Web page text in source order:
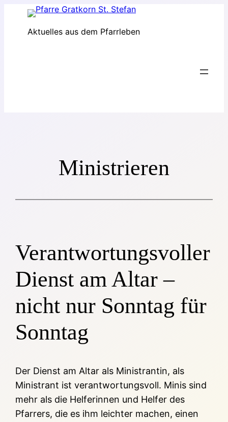
Aktuelles aus dem Pfarrleben
Ministrieren
Verantwortungsvoller
Dienst am Altar –
nicht nur Sonntag für
Sonntag
Der Dienst am Altar als Ministrantin, als
Ministrant ist verantwortungsvoll. Minis sind
mehr als die Helferinnen und Helfer des
Pfarrers, die es ihm leichter machen, einen